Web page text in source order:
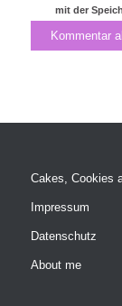
mit der
Cakes, Cookies
Impressum
Datenschutz
About me